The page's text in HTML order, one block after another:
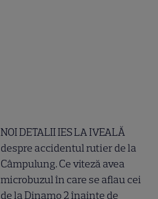
NOI DETALII IES LA IVEALĂ
despre accidentul rutier de la
Câmpulung. Ce viteză avea
microbuzul în care se aflau cei
de la Dinamo 2 înainte de